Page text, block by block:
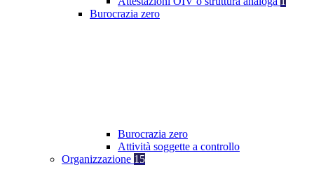
Burocrazia zero
Burocrazia zero
Attività soggette a controllo
Organizzazione 15